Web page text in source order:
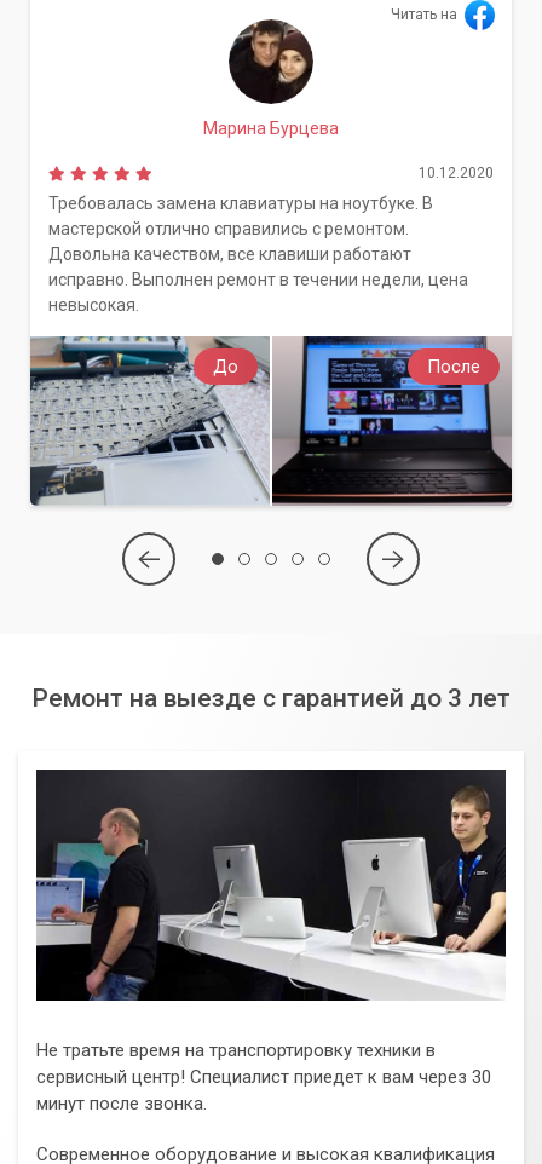
До После
Читать на
Марина Бурцева
10.12.2020
Требовалась замена клавиатуры на ноутбуке. В
мастерской отлично справились с ремонтом.
Довольна качеством, все клавиши работают
исправно. Выполнен ремонт в течении недели, цена
невысокая.
Ремонт на выезде с гарантией до 3 лет
Не тратьте время на транспортировку техники в
сервисный центр! Специалист приедет к вам через 30
минут после звонка.
Современное оборудование и высокая квалификация